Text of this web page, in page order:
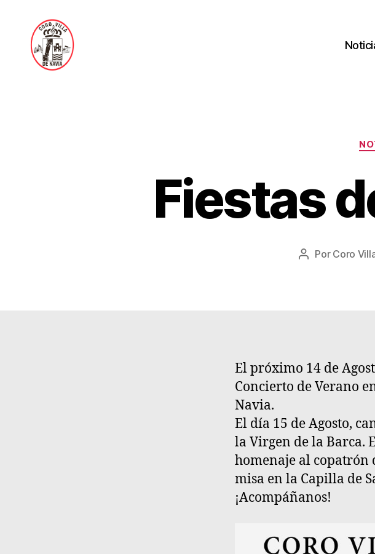
Fiestas
Autor
Por Coro
El próximo 14 de
Concierto de Verano
Navia.
El día 15 de Agosto,
la Virgen de la Barca.
homenaje al copatrón
misa en la Capilla de
¡Acompáñanos!